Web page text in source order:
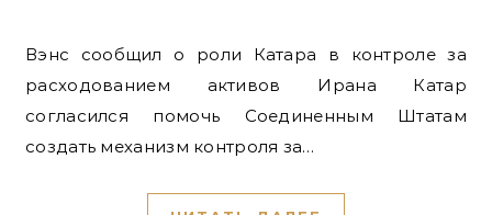
Вэнс сообщил о роли Катара в контроле за
расходованием активов Ирана Катар
согласился помочь Соединенным Штатам
создать механизм контроля за…